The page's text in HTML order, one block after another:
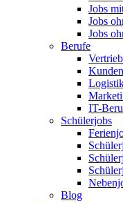
Jobs
Jobs
Jobs
Berufe
IT-
Schülerjobs
Blog